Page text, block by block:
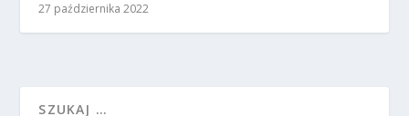
27 października 2022